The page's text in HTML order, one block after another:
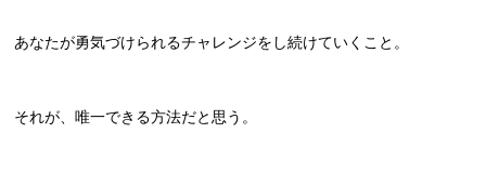
あなたが勇気づけられるチャレンジをし続けていくこと。
それが、唯一できる方法だと思う。